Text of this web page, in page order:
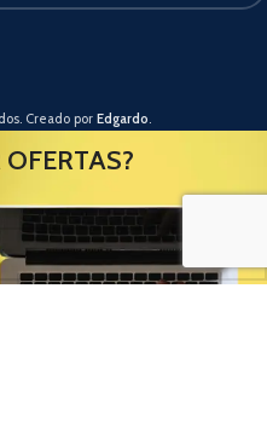
Creado por Edgardo